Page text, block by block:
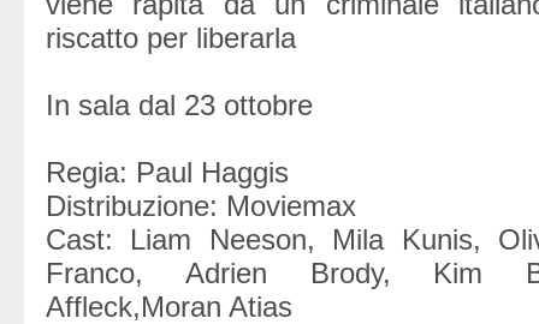
riscatto per liberarla
In sala dal 23 ottobre
Regia: Paul Haggis
Distribuzione: Moviemax
Cast: Liam Neeson, Mila Kunis,
Franco, Adrien Brody, Kim
Affleck,Moran Atias